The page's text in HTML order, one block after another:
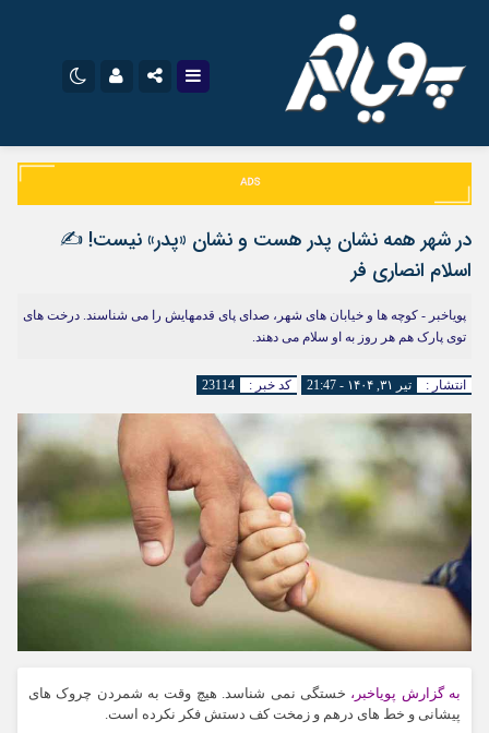
اینستاگرام
تلگرام
سروش
ایتا
آپارات
اپلیکیشن
نام کاربری یا نشانی ایمیل
رمز عبور
مرا به خاطر بسپار
در شهر همه نشان پدر هست و نشان «‌پدر» نیست! ✍️
اسلام انصاری فر
پویاخبر - کوچه ها و خیابان های شهر، صدای پای قدمهایش را می شناسند. درخت های
توی پارک هم هر روز به او سلام می دهند.
انتشار : تیر ۳۱, ۱۴۰۴ - 21:47 کد خبر : 23114
به گزارش پویاخبر، خستگی نمی شناسد. هیچ وقت به شمردن چروک های
پیشانی و خط های درهم و زمخت کف دستش فکر نکرده است.